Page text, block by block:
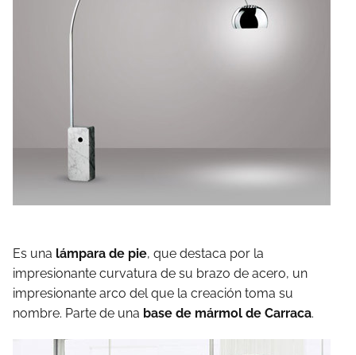
Es una lámpara de pie, que destaca por la
impresionante curvatura de su brazo de acero, un
impresionante arco del que la creación toma su
nombre. Parte de una base de mármol de Carraca.